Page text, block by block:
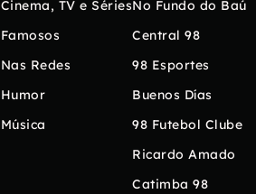
Cinema, TV e Séries
Famosos
Nas Redes
Humor
Música
No Fundo do Baú
Central 98
98 Esportes
Buenos Días
98 Futebol Clube
Ricardo Amado
Catimba 98